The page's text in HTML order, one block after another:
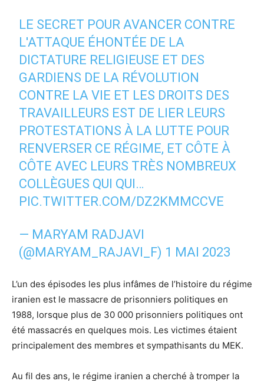
LE SECRET POUR AVANCER CONTRE
L'ATTAQUE ÉHONTÉE DE LA
DICTATURE RELIGIEUSE ET DES
GARDIENS DE LA RÉVOLUTION
CONTRE LA VIE ET LES DROITS DES
TRAVAILLEURS EST DE LIER LEURS
PROTESTATIONS À LA LUTTE POUR
RENVERSER CE RÉGIME, ET CÔTE À
CÔTE AVEC LEURS TRÈS NOMBREUX
COLLÈGUES QUI QUI…
PIC.TWITTER.COM/DZ2KMMCCVE
— MARYAM RADJAVI
(@MARYAM_RAJAVI_F) 1 MAI 2023
L’un des épisodes les plus infâmes de l’histoire du régime
iranien est le massacre de prisonniers politiques en
1988, lorsque plus de 30 000 prisonniers politiques ont
été massacrés en quelques mois. Les victimes étaient
principalement des membres et sympathisants du MEK.
Au fil des ans, le régime iranien a cherché à tromper la